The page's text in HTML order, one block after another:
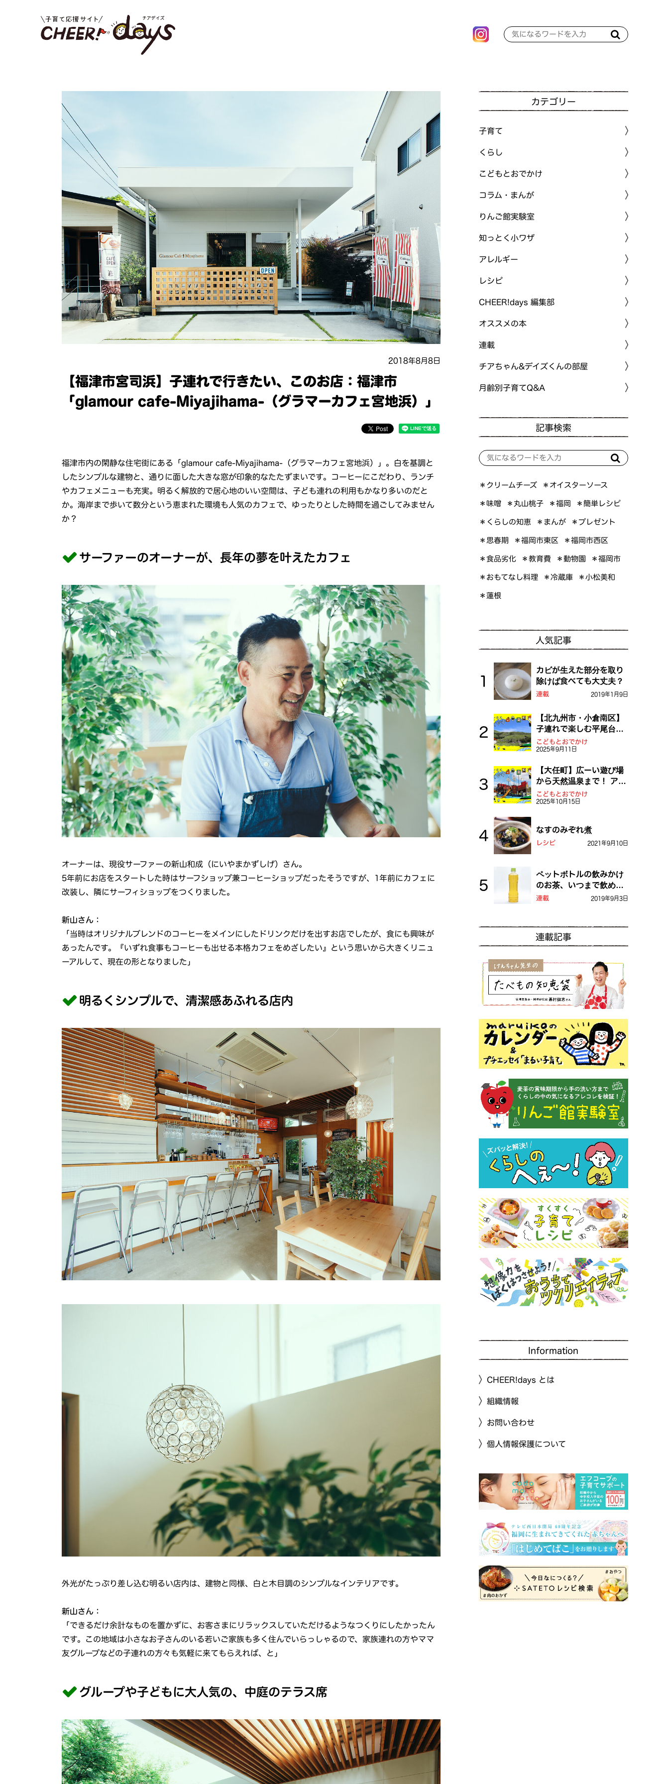
2018年8月8日
【福津市宮司浜】子連れで行きたい、このお店：福津市
「glamour cafe-Miyajihama-（グラマーカフェ宮地浜）」
福津市内の閑静な住宅街にある「glamour cafe-Miyajihama-（グラマーカフェ宮地浜）」。白を基調と
したシンプルな建物と、通りに面した大きな窓が印象的なたたずまいです。コーヒーにこだわり、ランチ
やカフェメニューも充実。明るく解放的で居心地のいい空間は、子ども連れの利用もかなり多いのだと
か。海岸まで歩いて数分という恵まれた環境も人気のカフェで、ゆったりとした時間を過ごしてみません
か？
サーファーのオーナーが、長年の夢を叶えたカフェ
オーナーは、現役サーファーの新山和成（にいやまかずしげ）さん。
5年前にお店をスタートした時はサーフショップ兼コーヒーショップだったそうですが、1年前にカフェに
改装し、隣にサーフィショップをつくりました。
新山さん：
「当時はオリジナルブレンドのコーヒーをメインにしたドリンクだけを出すお店でしたが、食にも興味が
あったんです。『いずれ食事もコーヒーも出せる本格カフェをめざしたい』という思いから大きくリニュ
ーアルして、現在の形となりました」
明るくシンプルで、清潔感あふれる店内
外光がたっぷり差し込む明るい店内は、建物と同様、白と木目調のシンプルなインテリアです。
新山さん：
「できるだけ余計なものを置かずに、お客さまにリラックスしていただけるようなつくりにしたかったん
です。この地域は小さなお子さんのいる若いご家族も多く住んでいらっしゃるので、家族連れの方やママ
友グループなどの子連れの方々も気軽に来てもらえれば、と」
グループや子どもに大人気の、中庭のテラス席
カテゴリー
子育て
くらし
こどもとおでかけ
コラム・まんが
りんご館実験室
知っとく小ワザ
アレルギー
レシピ
CHEER!days 編集部
オススメの本
連載
チアちゃん&デイズくんの部屋
月齢別子育てQ&A
記事検索
＊クリームチーズ ＊オイスターソース
＊味噌 ＊丸山桃子 ＊福岡 ＊簡単レシピ
＊くらしの知恵 ＊まんが ＊プレゼント
＊思春期 ＊福岡市東区 ＊福岡市西区
＊食品劣化 ＊教育費 ＊動物園 ＊福岡市
＊おもてなし料理 ＊冷蔵庫 ＊小松美和
＊蓮根
人気記事
カビが生えた部分を取り
除けば食べても大丈夫？
連載 2019年1月9日
【北九州市・小倉南区】
子連れで楽しむ平尾台！
ふしぎな草原や千仏鍾乳
洞を探検しよう！
こどもとおでかけ
2025年9月11日
【大任町】広ーい遊び場
から天然温泉まで！ アミ
ューズメントな道の駅・
おおとう桜街道
こどもとおでかけ
2025年10月15日
なすのみぞれ煮
レシピ 2021年9月10日
ペットボトルの飲みかけ
のお茶、いつまで飲め
る？
連載 2019年9月3日
連載記事
Information
CHEER!days とは
組織情報
お問い合わせ
個人情報保護について